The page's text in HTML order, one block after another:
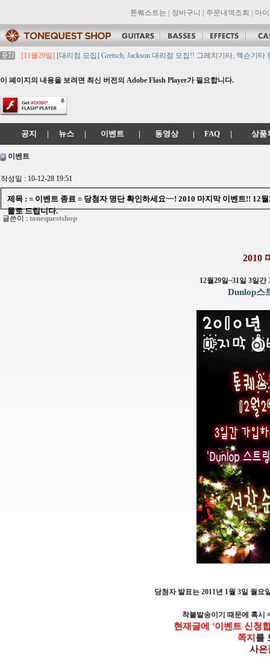
톤퀘스트는 장바구니 주문내역조회 마
[11월29일] [대리점 모집] Gretsch, Jackson 대리점 모집!! 그레치기타, 잭슨기타
[11월29일]2021년 추석 영업 시간 & 배송 공지
[11월29일]
2021년 설 영업 시간 & 배송 공지
이 페이지의 내용을 보려면 최신 버전의 Adobe Flash Player가 필요합니다.
공지 | 뉴스 | 이벤트 | 동영상 | FAQ | 상품
이벤트
작성일 : 10-12-28 19:51
제목 : = 이벤트 종료 = 당첨자 명단 확인하세요~~! 2010 마지막 이벤트!! 12
물로 드립니다.
글쓴이 : tonequestshop
2010
12월29일~31일 3일
Dunlop스
당첨자 발표는 2011년 1월 3일 월
착불발송이기 때문에 혹시
현재글에 '이벤트 신청
쪽지 를
사